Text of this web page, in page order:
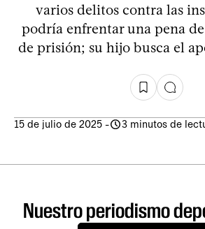
varios delitos contra las
podría enfrentar una pena
de prisión; su hijo busca el
15 de julio de 2025 - 3 minutos de
Nuestro periodismo